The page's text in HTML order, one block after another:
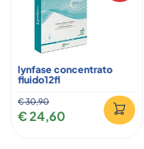
lynfase concentrato
fluido12fl
€ 30,90
€ 24,60